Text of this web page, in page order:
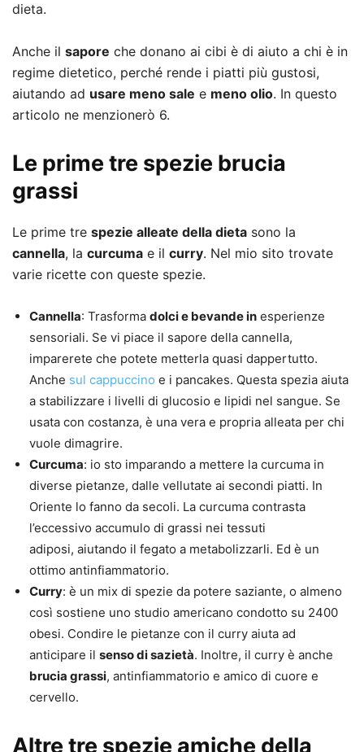
dieta.
Anche il sapore che donano ai cibi è di aiuto a chi è in
regime dietetico, perché rende i piatti più gustosi,
aiutando ad usare meno sale e meno olio. In questo
articolo ne menzionerò 6.
Le prime tre spezie brucia
grassi
Le prime tre spezie alleate della dieta sono la
cannella, la curcuma e il curry. Nel mio sito trovate
varie ricette con queste spezie.
Cannella: Trasforma dolci e bevande in esperienze
sensoriali. Se vi piace il sapore della cannella,
imparerete che potete metterla quasi dappertutto.
Anche sul cappuccino e i pancakes. Questa spezia aiuta
a stabilizzare i livelli di glucosio e lipidi nel sangue. Se
usata con costanza, è una vera e propria alleata per chi
vuole dimagrire.
Curcuma: io sto imparando a mettere la curcuma in
diverse pietanze, dalle vellutate ai secondi piatti. In
Oriente lo fanno da secoli. La curcuma contrasta
l’eccessivo accumulo di grassi nei tessuti
adiposi, aiutando il fegato a metabolizzarli. Ed è un
ottimo antinfiammatorio.
Curry: è un mix di spezie da potere saziante, o almeno
così sostiene uno studio americano condotto su 2400
obesi. Condire le pietanze con il curry aiuta ad
anticipare il senso di sazietà. Inoltre, il curry è anche
brucia grassi, antinfiammatorio e amico di cuore e
cervello.
Altre tre spezie amiche della